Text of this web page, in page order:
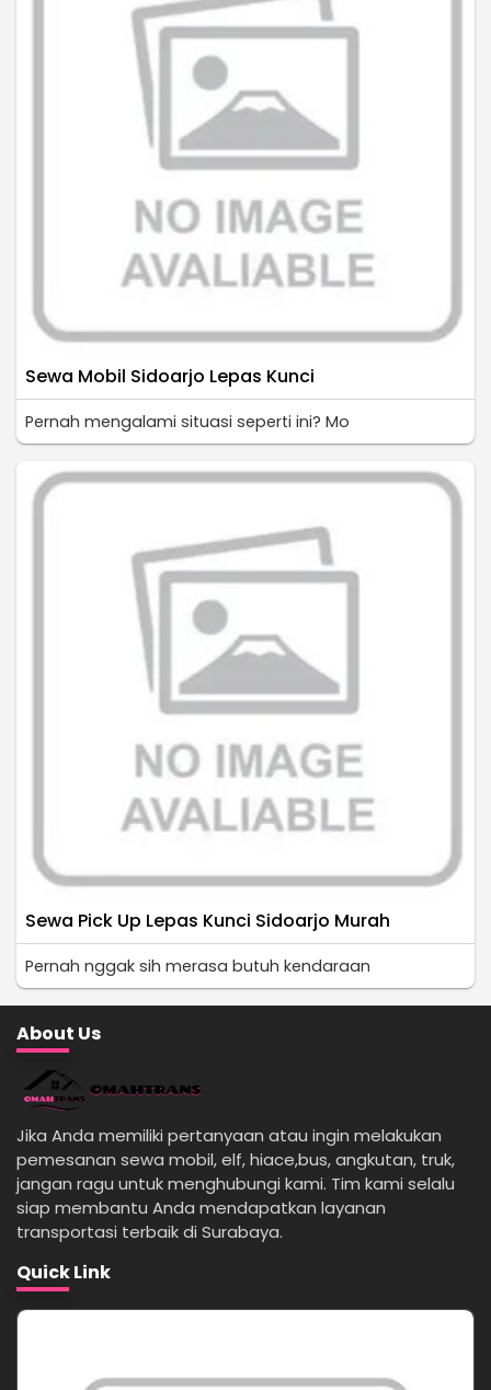
Sewa Mobil Sidoarjo Lepas Kunci
Pernah mengalami situasi seperti ini? Mo
Sewa Pick Up Lepas Kunci Sidoarjo Murah
Pernah nggak sih merasa butuh kendaraan
About Us
Jika Anda memiliki pertanyaan atau ingin melakukan
pemesanan sewa mobil, elf, hiace,bus, angkutan, truk,
jangan ragu untuk menghubungi kami. Tim kami selalu
siap membantu Anda mendapatkan layanan
transportasi terbaik di Surabaya.
Quick Link